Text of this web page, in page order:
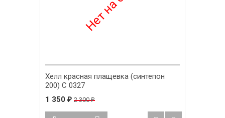
Хелл красная плащевка (синтепон
200) С 0327
1 350 ₽ 2 300₽